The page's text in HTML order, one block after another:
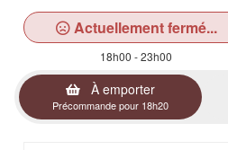
Actuellement fermé...
18h00 - 23h00
À emporter
Précommande pour 18h20